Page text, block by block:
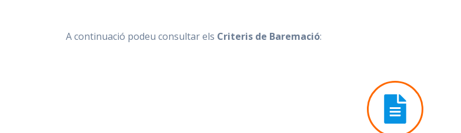
A continuació podeu consultar els Criteris de Baremació: